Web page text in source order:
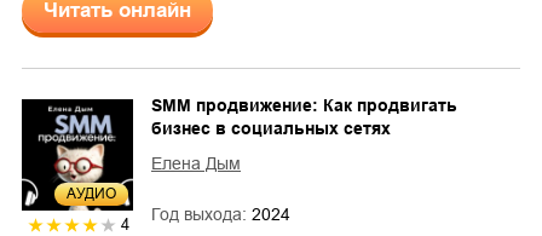
Читать онлайн
AУДИО
4
SMM продвижение: Как продвигать
бизнес в социальных сетях
Елена Дым
Год выхода: 2024